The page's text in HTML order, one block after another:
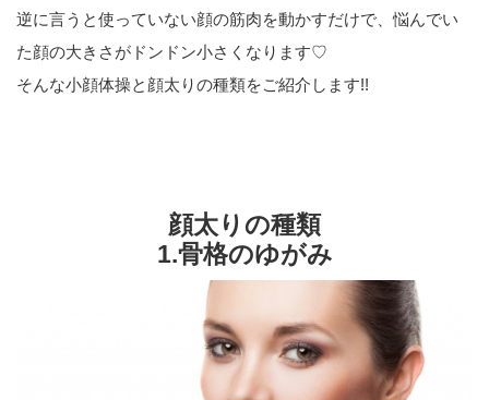
逆に言うと使っていない顔の筋肉を動かすだけで、悩んでい
た顔の大きさがドンドン小さくなります♡
そんな小顔体操と顔太りの種類をご紹介します!!
顔太りの種類
1.骨格のゆがみ